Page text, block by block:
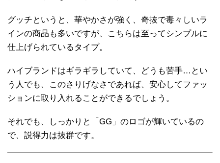
グッチというと、華やかさが強く、奇抜で毒々しいラ
インの商品も多いですが、こちらは至ってシンプルに
仕上げられているタイプ。
ハイブランドはギラギラしていて、どうも苦手…とい
う人でも、このさりげなさであれば、安心してファッ
ションに取り入れることができるでしょう。
それでも、しっかりと「GG」のロゴが輝いているの
で、説得力は抜群です。